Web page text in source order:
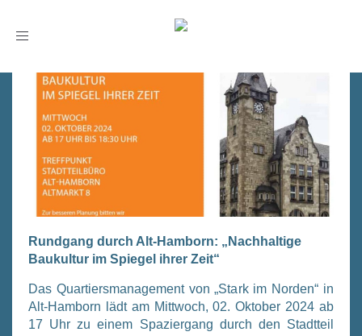
Toggle
Rundgang durch Alt-Hamborn: „Nachhaltige
Baukultur im Spiegel ihrer Zeit“
Das Quar­tiers­ma­nage­ment von „Stark im Nor­den“ in
Alt-Ham­born lädt am Mitt­woch, 02. Okto­ber 2024 ab
17 Uhr zu einem Spa­zier­gang durch den Stadt­teil